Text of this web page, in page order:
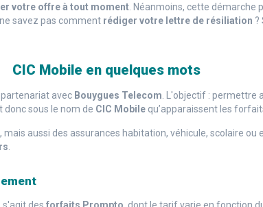
votre offre à tout moment . Néanmoins, cette
ne savez pas comment rédiger votre lettre de résiliation ?
CIC Mobile en quelques mots
avec Bouygues Telecom . L'objectif : permettre
donc sous le nom de CIC Mobile qu’apparaissent les
aussi des assurances habitation, véhicule, scolaire
s'agit des forfaits Prompto, dont le tarif varie en fonction